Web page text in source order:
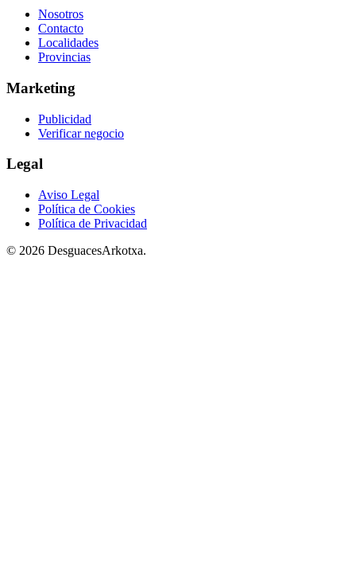
Nosotros
Contacto
Localidades
Provincias
Marketing
Publicidad
Verificar negocio
Legal
Aviso Legal
Política de Cookies
Política de Privacidad
© 2026 DesguacesArkotxa.